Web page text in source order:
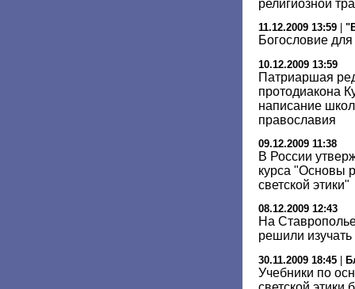
религиозной
11.12.2009 13:59
Богословие для
10.12.2009 13:59
Патриаршая
протодиакона
написание
православия
09.12.2009 11:38
В России
курса "Основы
светской этики"
08.12.2009 12:43
На
решили изучать
30.11.2009 18:45 |
Учебники по